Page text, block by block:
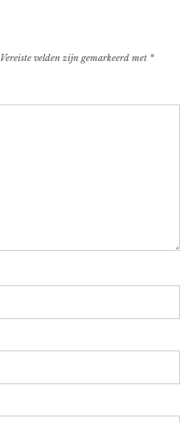
Vereiste velden zijn gemarkeerd met *